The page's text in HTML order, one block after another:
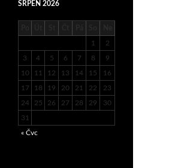
SRPEN 2026
1 2
3 4 5 6 7 8 9
10 11 12 13 14 15 16
17 18 19 20 21 22 23
24 25 26 27 28 29 30
31
« Čvc